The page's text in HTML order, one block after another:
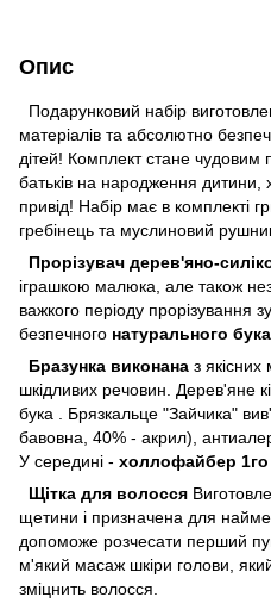
Опис
Подарунковий набір
матеріалів та абсолютно
дітей! Комплект стане чудовим
батьків на народження дитини,
привід! Набір має в комплекті
гребінець та муслиновий
Прорізувач дерев'яно-
іграшкою малюка, але також
важкого періоду прорізування
безпечного натурального
Бразунка виконана з якісних
шкідливих речовин. Дерев'яне
бука . Брязкальце "Зайчика"
бавовна, 40% - акрил),
У середині - холлофайбер 1го
Щітка для волосся
щетини і призначена для
допоможе розчесати перший
м'який масаж шкіри голови,
зміцнить волосся.